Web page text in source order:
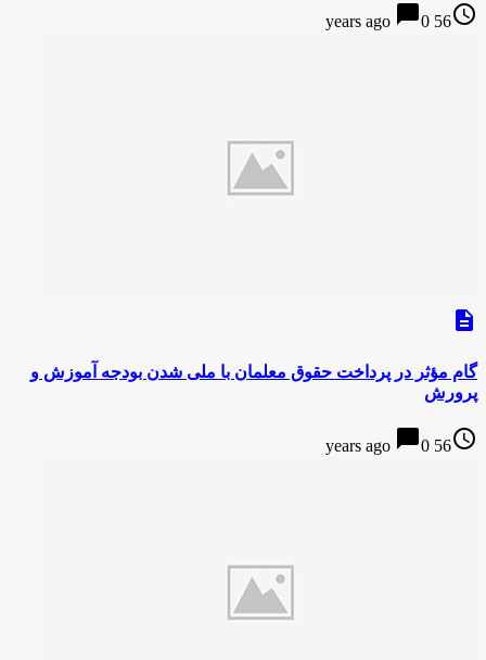
access_time
56 years ago
chat_bubble0
description
گام مؤثر در پرداخت حقوق معلمان با ملی شدن بودجه آموزش و
پرورش
access_time
56 years ago
chat_bubble0